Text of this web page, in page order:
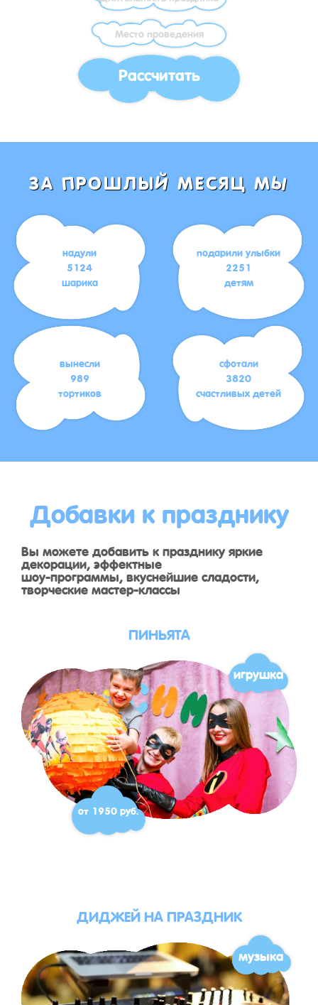
Рассчитать
ЗА ПРОШЛЫЙ МЕСЯЦ МЫ
надули
5124
шарика
подарили улыбки
2251
детям
вынесли
989
тортиков
сфотали
3820
счастливых детей
Добавки к празднику
Вы можете добавить к празднику яркие
декорации, эффектные
шоу-программы, вкуснейшие сладости,
творческие мастер-классы
ПИНЬЯТА
игрушка
от 1950 руб.
ДИДЖЕЙ НА ПРАЗДНИК
музыка